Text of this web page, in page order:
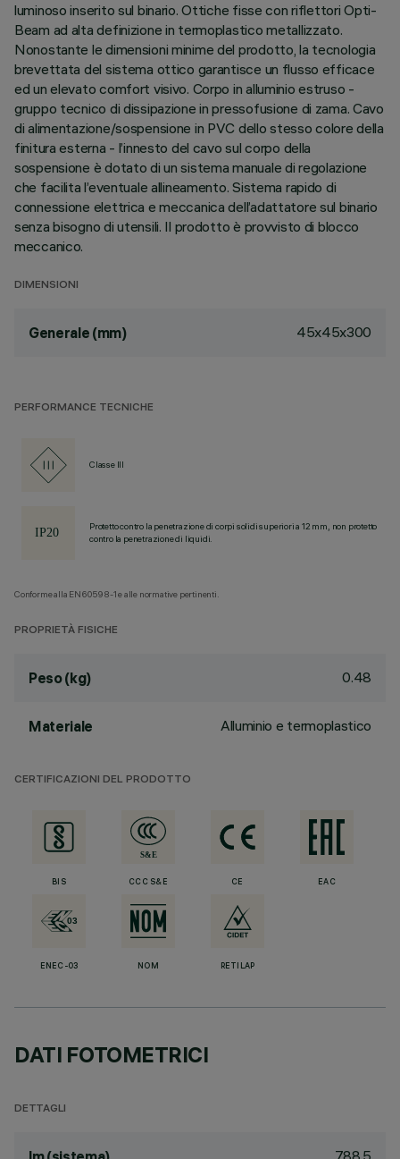
luminoso inserito sul binario. Ottiche fisse con riflettori Opti-
Beam ad alta definizione in termoplastico metallizzato.
Nonostante le dimensioni minime del prodotto, la tecnologia
brevettata del sistema ottico garantisce un flusso efficace
ed un elevato comfort visivo. Corpo in alluminio estruso -
gruppo tecnico di dissipazione in pressofusione di zama. Cavo
di alimentazione/sospensione in PVC dello stesso colore della
finitura esterna - l’innesto del cavo sul corpo della
sospensione è dotato di un sistema manuale di regolazione
che facilita l’eventuale allineamento. Sistema rapido di
connessione elettrica e meccanica dell’adattatore sul binario
senza bisogno di utensili. Il prodotto è provvisto di blocco
meccanico.
DIMENSIONI
Generale (mm) 45x45x300
PERFORMANCE TECNICHE
Classe III
Protetto contro la penetrazione di corpi solidi superiori a 12 mm, non protetto
contro la penetrazione di liquidi.
Conforme alla EN60598-1 e alle normative pertinenti.
PROPRIETÀ FISICHE
Peso (kg) 0.48
Materiale Alluminio e termoplastico
CERTIFICAZIONI DEL PRODOTTO
BIS CCC S&E CE EAC
ENEC-03 NOM RETILAP
DATI FOTOMETRICI
DETTAGLI
788.5